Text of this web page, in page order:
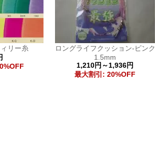
リー糸
ロングライフクッション-ピンク
1.5mm
1,210円～1,936円
最大割引: 20%OFF